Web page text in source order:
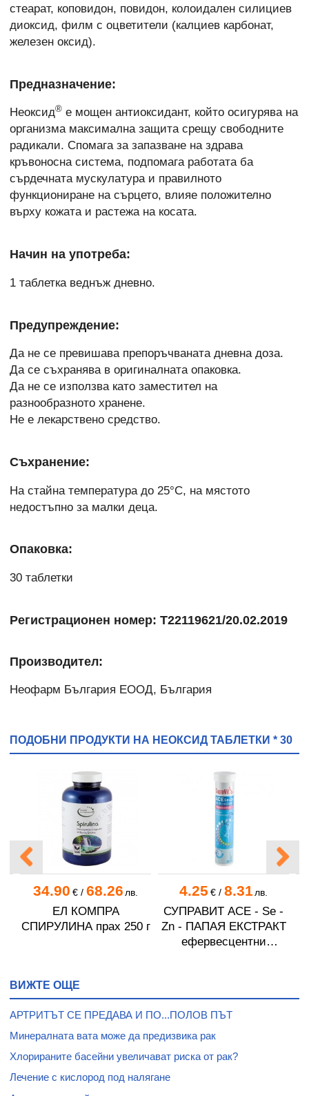
стеарат, коповидон, повидон, колоидален силициев
диоксид, филм с оцветители (калциев карбонат,
железен оксид).
Предназначение:
Неоксид® е мощен антиоксидант, който осигурява на
организма максимална защита срещу свободните
радикали. Спомага за запазване на здрава
кръвоносна система, подпомага работата ба
сърдечната мускулатура и правилното
функциониране на сърцето, влияе положително
върху кожата и растежа на косата.
Начин на употреба:
1 таблетка веднъж дневно.
Предупреждение:
Да не се превишава препоръчваната дневна доза.
Да се съхранява в оригиналната опаковка.
Да не се използва като заместител на
разнообразното хранене.
Не е лекарствено средство.
Съхранение:
На стайна температура до 25°C, на мястото
недостъпно за малки деца.
Опаковка:
30 таблетки
Регистрационен номер: Т22119621/20.02.2019
Производител:
Неофарм България ЕООД, България
ПОДОБНИ ПРОДУКТИ НА НЕОКСИД ТАБЛЕТКИ * 30
34.90 €/ 68.26 лв.
ЕЛ КОМПРА
СПИРУЛИНА прах 250 г
4.25 €/ 8.31 лв.
СУПРАВИТ ACE - Se -
Zn - ПАПАЯ ЕКСТРАКТ
ефервесцентни
ВИЖТЕ ОЩЕ
АРТРИТЪТ СЕ ПРЕДАВА И ПО...ПОЛОВ ПЪТ
Минералната вата може да предизвика рак
Хлорираните басейни увеличават риска от рак?
Лечение с кислород под налягане